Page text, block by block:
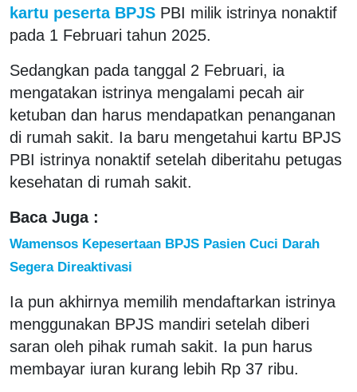
kartu peserta BPJS PBI milik istrinya nonaktif
pada 1 Februari tahun 2025.
Sedangkan pada tanggal 2 Februari, ia
mengatakan istrinya mengalami pecah air
ketuban dan harus mendapatkan penanganan
di rumah sakit. Ia baru mengetahui kartu BPJS
PBI istrinya nonaktif setelah diberitahu petugas
kesehatan di rumah sakit.
Baca Juga :
Wamensos Kepesertaan BPJS Pasien Cuci Darah
Segera Direaktivasi
Ia pun akhirnya memilih mendaftarkan istrinya
menggunakan BPJS mandiri setelah diberi
saran oleh pihak rumah sakit. Ia pun harus
membayar iuran kurang lebih Rp 37 ribu.